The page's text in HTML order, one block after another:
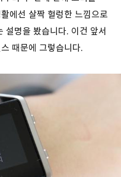
에선 살짝 헐렁한 느낌으로
설명을 봤습니다. 이건 앞서
때문에 그렇습니다.